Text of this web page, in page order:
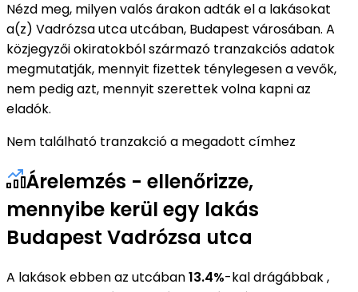
Nézd meg, milyen valós árakon adták el a lakásokat
a(z) Vadrózsa utca utcában, Budapest városában. A
közjegyzői okiratokból származó tranzakciós adatok
megmutatják, mennyit fizettek ténylegesen a vevők,
nem pedig azt, mennyit szerettek volna kapni az
eladók.
Nem található tranzakció a megadott címhez
Árelemzés - ellenőrizze,
mennyibe kerül egy lakás
Budapest Vadrózsa utca
A lakások ebben az utcában13.4%-kal drágábbak ,